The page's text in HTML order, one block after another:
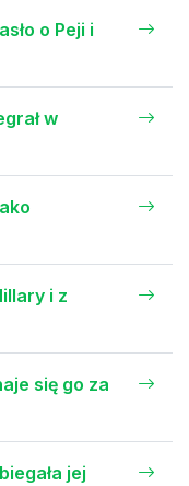
o Peji i
w
i z
się go za
jej